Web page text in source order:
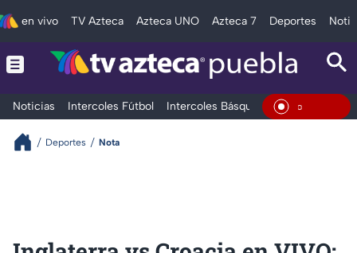
en vivo TV Azteca Azteca UNO Azteca 7 Deportes
Noticias Intercoles Fútbol Intercoles Básquetbol DeportesEn Vivo
Deportes Nota